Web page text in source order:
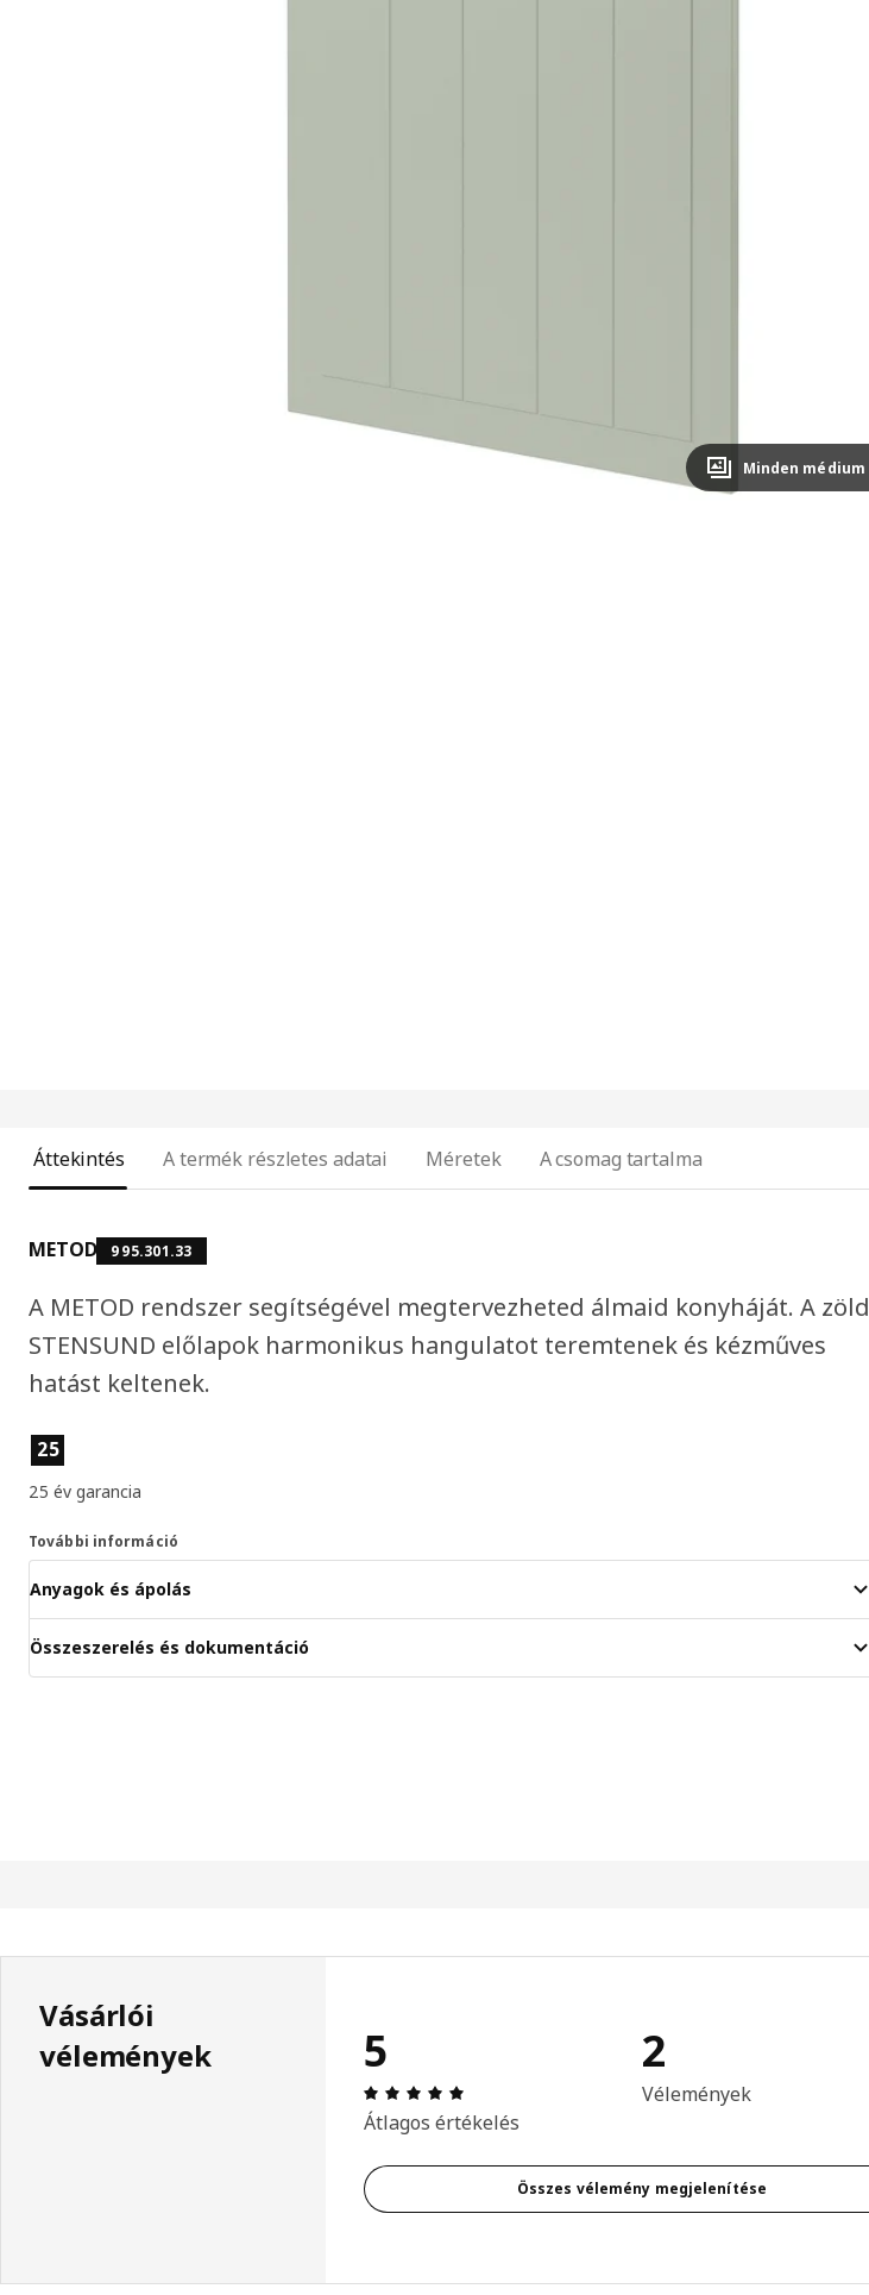
Minden médium
Áttekintés A termék részletes adatai Méretek A csomag tartalma
METOD 995.301.33
A METOD rendszer segítségével megtervezheted álmaid konyháját. A zöld
STENSUND előlapok harmonikus hangulatot teremtenek és kézműves
hatást keltenek.
Termékjellemzők
25
25 év garancia
További információ
Anyagok és ápolás
Összeszerelés és dokumentáció
Vásárlói
vélemények
5
Értékelés: 5 / 5 csillagok. Összes vélemény: 2
Átlagos értékelés
2
Vélemények
Összes vélemény megjelenítése